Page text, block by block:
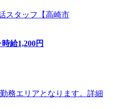
スタッフ【高崎市
時給1,200円
務エリアとなります。詳細